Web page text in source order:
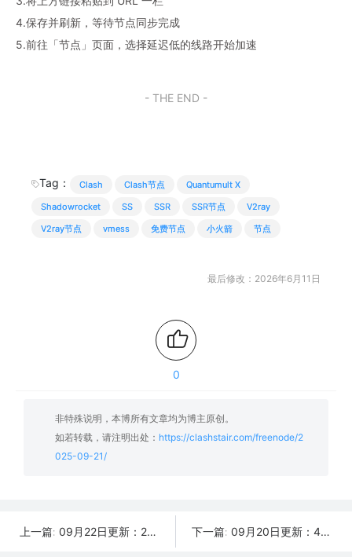
4.保存并刷新，等待节点同步完成
5.前往「节点」页面，选择延迟低的线路开始加速
- THE END -
Tag： Clash Clash节点
Quantumult X
Shadowrocket
SS SSR SSR节点
V2ray
V2ray节点
vmess 免费节点 小火箭 节点
最后修改：2026年6月11日
0
非特殊说明，本博所有文章均为博主原创。
如若转载，请注明出处： https://clashstair.com/freenode/2
025-09-21/
上一篇: 09月22日更新：28条可用免费节点 | 2025年SSR/V2ray/Clash订阅链接 下一篇: 09月20日更新：43条可用免费节点 | 2025年SSR/V2ray/Clash订阅链接